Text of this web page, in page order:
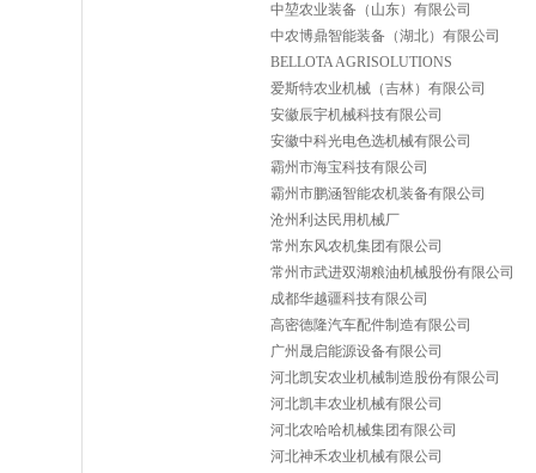
中堃农业装备（山东）有限公司
中农博鼎智能装备（湖北）有限公司
BELLOTA AGRISOLUTIONS
爱斯特农业机械（吉林）有限公司
安徽辰宇机械科技有限公司
安徽中科光电色选机械有限公司
霸州市海宝科技有限公司
霸州市鹏涵智能农机装备有限公司
沧州利达民用机械厂
常州东风农机集团有限公司
常州市武进双湖粮油机械股份有限公司
成都华越疆科技有限公司
高密德隆汽车配件制造有限公司
广州晟启能源设备有限公司
河北凯安农业机械制造股份有限公司
河北凯丰农业机械有限公司
河北农哈哈机械集团有限公司
河北神禾农业机械有限公司